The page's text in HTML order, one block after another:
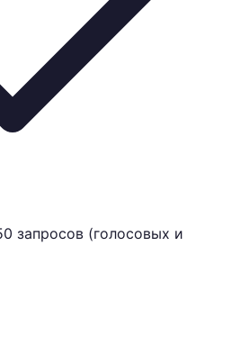
запросов (голосовых и